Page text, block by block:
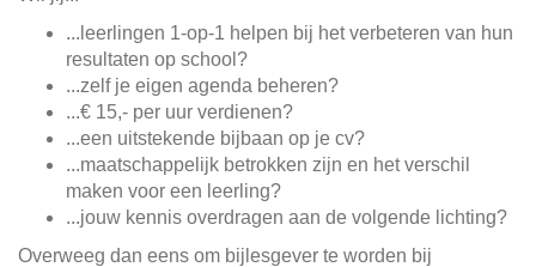
...leerlingen 1-op-1 helpen bij het verbeteren van hun
resultaten op school?
...zelf je eigen agenda beheren?
...€ 15,- per uur verdienen?
...een uitstekende bijbaan op je cv?
...maatschappelijk betrokken zijn en het verschil
maken voor een leerling?
...jouw kennis overdragen aan de volgende lichting?
Overweeg dan eens om bijlesgever te worden bij